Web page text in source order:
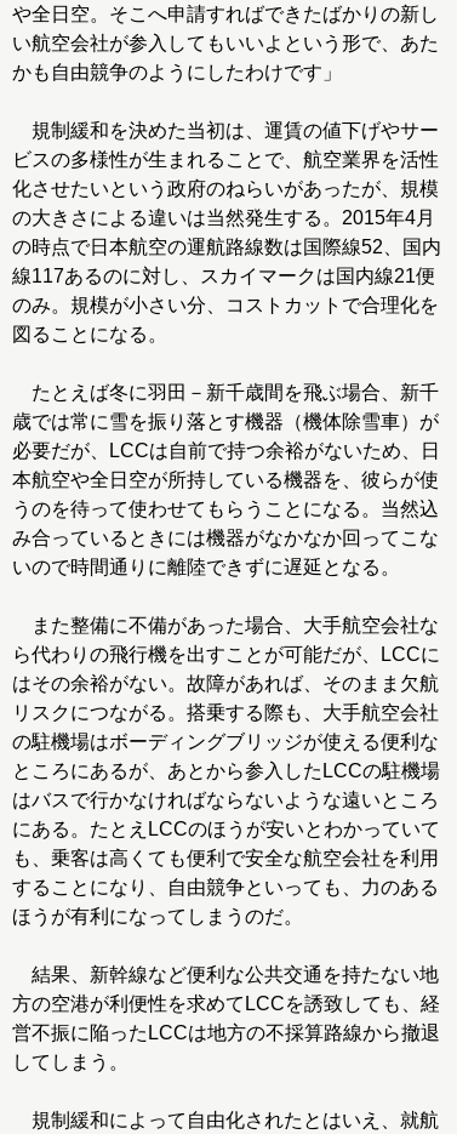
や全日空。そこへ申請すればできたばかりの新し
い航空会社が参入してもいいよという形で、あた
かも自由競争のようにしたわけです」
規制緩和を決めた当初は、運賃の値下げやサー
ビスの多様性が生まれることで、航空業界を活性
化させたいという政府のねらいがあったが、規模
の大きさによる違いは当然発生する。2015年4月
の時点で日本航空の運航路線数は国際線52、国内
線117あるのに対し、スカイマークは国内線21便
のみ。規模が小さい分、コストカットで合理化を
図ることになる。
たとえば冬に羽田－新千歳間を飛ぶ場合、新千
歳では常に雪を振り落とす機器（機体除雪車）が
必要だが、LCCは自前で持つ余裕がないため、日
本航空や全日空が所持している機器を、彼らが使
うのを待って使わせてもらうことになる。当然込
み合っているときには機器がなかなか回ってこな
いので時間通りに離陸できずに遅延となる。
また整備に不備があった場合、大手航空会社な
ら代わりの飛行機を出すことが可能だが、LCCに
はその余裕がない。故障があれば、そのまま欠航
リスクにつながる。搭乗する際も、大手航空会社
の駐機場はボーディングブリッジが使える便利な
ところにあるが、あとから参入したLCCの駐機場
はバスで行かなければならないような遠いところ
にある。たとえLCCのほうが安いとわかっていて
も、乗客は高くても便利で安全な航空会社を利用
することになり、自由競争といっても、力のある
ほうが有利になってしまうのだ。
結果、新幹線など便利な公共交通を持たない地
方の空港が利便性を求めてLCCを誘致しても、経
営不振に陥ったLCCは地方の不採算路線から撤退
してしまう。
規制緩和によって自由化されたとはいえ、就航